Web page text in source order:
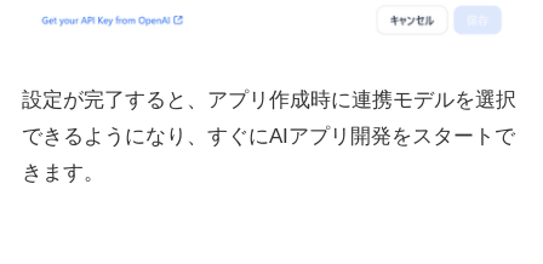
設定が完了すると、アプリ作成時に連携モデルを選択
できるようになり、すぐにAIアプリ開発をスタートで
きます。